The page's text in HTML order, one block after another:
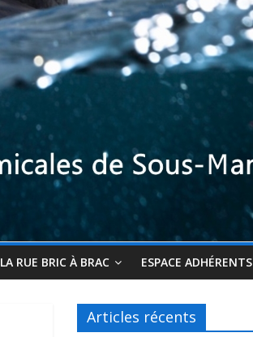
LA RUE BRIC À BRAC ESPACE ADHÉRENTS
Articles récents